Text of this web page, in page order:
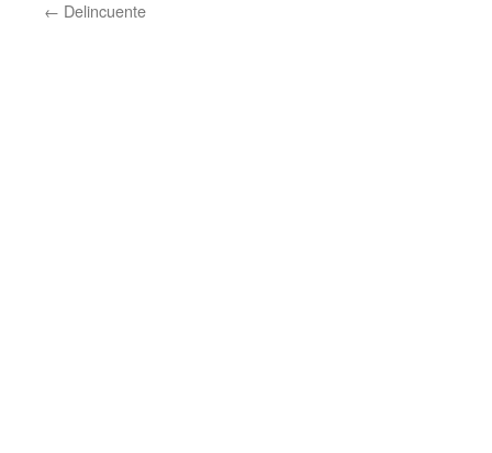
← Delincuente